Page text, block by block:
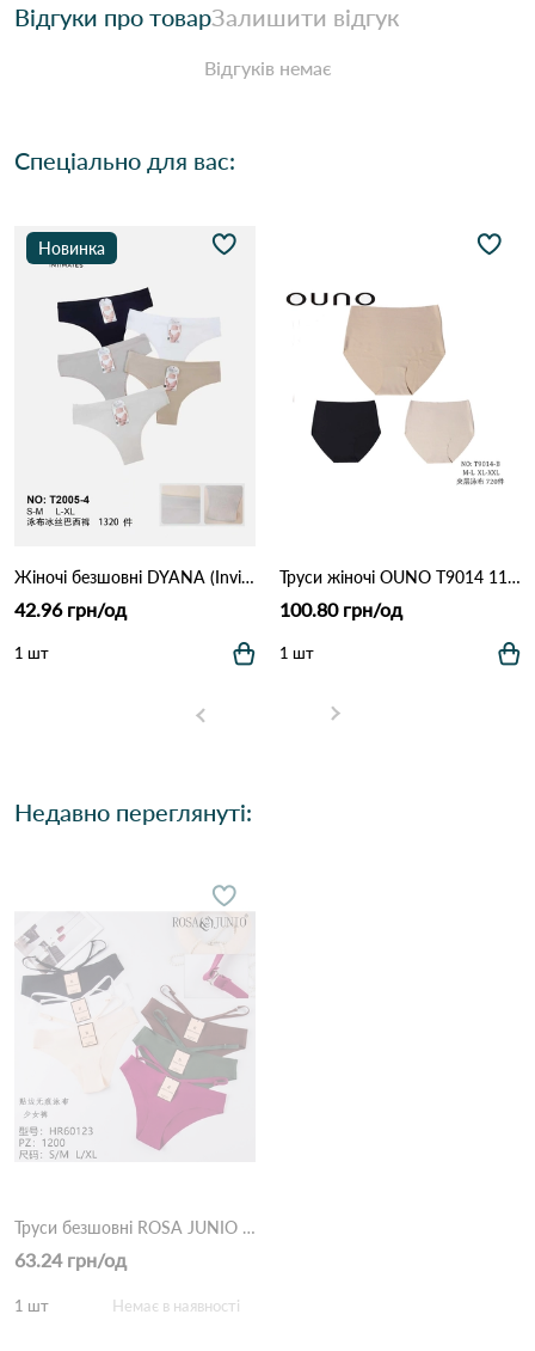
Відгуки про товарЗалишити відгук
Відгуків немає
Спеціально для вас:
Новинка
Жіночі безшовні DYANA (Invisible)2005-4 11В Різні кольори
42.96 грн/од
1 шт
Труси жіночі OUNO T9014 11С Різні кольори
100.80 грн/од
1 шт
Недавно переглянуті:
Труси безшовні ROSA JUNIO 60123 4с\в Різні кольори
63.24 грн/од
1 шт Немає в наявності